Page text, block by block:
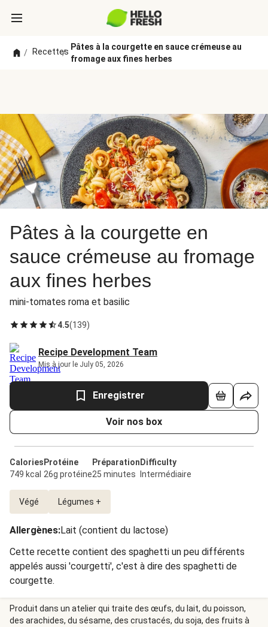
/ Recettes
/
Pâtes à la courgette en sauce crémeuse au
fromage aux fines herbes
Pâtes à la courgette en
sauce crémeuse au fromage
aux fines herbes
mini-tomates roma et basilic
4.5(139)
Recipe Development Team
Mis à jour le July 05, 2026
Enregistrer
Voir nos box
Calories
749 kcal
Protéine
26g protéine
Préparation
25 minutes
Difficulty
Intermédiaire
Végé Légumes +
Allergènes:Lait (contient du lactose)
Cette recette contient des spaghetti un peu différents
appelés aussi 'courgetti', c'est à dire des spaghetti de
courgette.
Produit dans un atelier qui traite des œufs, du lait, du poisson,
des arachides, du sésame, des crustacés, du soja, des fruits à